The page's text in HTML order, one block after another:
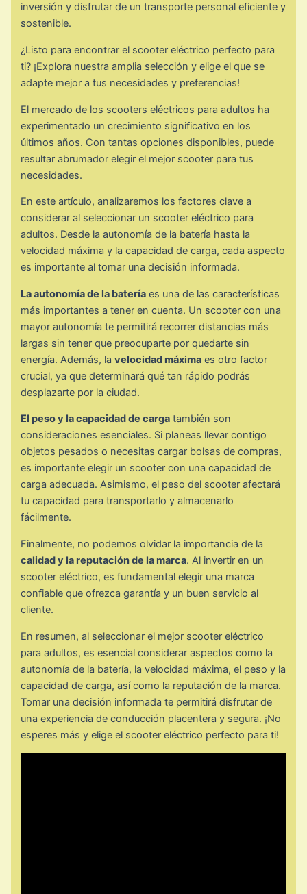
inversión y disfrutar de un transporte personal eficiente y
sostenible.
¿Listo para encontrar el scooter eléctrico perfecto para
ti? ¡Explora nuestra amplia selección y elige el que se
adapte mejor a tus necesidades y preferencias!
El mercado de los scooters eléctricos para adultos ha
experimentado un crecimiento significativo en los
últimos años. Con tantas opciones disponibles, puede
resultar abrumador elegir el mejor scooter para tus
necesidades.
En este artículo, analizaremos los factores clave a
considerar al seleccionar un scooter eléctrico para
adultos. Desde la autonomía de la batería hasta la
velocidad máxima y la capacidad de carga, cada aspecto
es importante al tomar una decisión informada.
La autonomía de la batería es una de las características
más importantes a tener en cuenta. Un scooter con una
mayor autonomía te permitirá recorrer distancias más
largas sin tener que preocuparte por quedarte sin
energía. Además, lavelocidad máxima es otro factor
crucial, ya que determinará qué tan rápido podrás
desplazarte por la ciudad.
El peso y la capacidad de carga también son
consideraciones esenciales. Si planeas llevar contigo
objetos pesados o necesitas cargar bolsas de compras,
es importante elegir un scooter con una capacidad de
carga adecuada. Asimismo, el peso del scooter afectará
tu capacidad para transportarlo y almacenarlo
fácilmente.
Finalmente, no podemos olvidar la importancia de la
calidad y la reputación de la marca. Al invertir en un
scooter eléctrico, es fundamental elegir una marca
confiable que ofrezca garantía y un buen servicio al
cliente.
En resumen, al seleccionar el mejor scooter eléctrico
para adultos, es esencial considerar aspectos como la
autonomía de la batería, la velocidad máxima, el peso y la
capacidad de carga, así como la reputación de la marca.
Tomar una decisión informada te permitirá disfrutar de
una experiencia de conducción placentera y segura. ¡No
esperes más y elige el scooter eléctrico perfecto para ti!